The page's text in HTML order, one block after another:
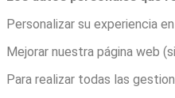
Personalizar su experiencia
Mejorar nuestra página web
Para realizar todas las